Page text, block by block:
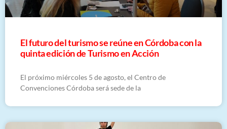
El futuro del turismo se reúne en Córdoba con la
quinta edición de Turismo en Acción
El próximo miércoles 5 de agosto, el Centro de
Convenciones Córdoba será sede de la